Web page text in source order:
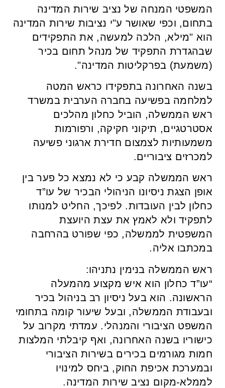
המשפטי המנחה של נציב שירות המדינה
בתחום, וכפי שאושר ע"י נציבות שירות המדינה
הוא "מילא, הלכה למעשה, את התפקידים
שבהגדרת התפקיד של מנהל תחום בכיר
(משמעת) בפרקליטות המדינה".
בשנה האחרונה בתפקידו כראש המטה
למלחמה בפשיעה בחברה הערבית במשרד
ראש הממשלה, הוביל כחלון מהלכים
אסטרטגיים, תיקוני חקיקה, ורפורמות
משמעותיות לצמצום חדירת ארגוני פשיעה
למכרזים ציבוריים.
ראש הממשלה קבע כי לא נמצא כל פער בין
אופן הצגת ניסיונו הניהולי הבכיר של עו”ד
כחלון לבין העובדות. לפיכך, החליט למנותו
לתפקיד ולא לאמץ את עצת היועצת
המשפטית לממשלה, כפי שפורט בהרחבה
במכתבו אליה.
ראש הממשלה בנימין נתניהו:
“עו”ד כחלון הוא איש מקצוע מהמעלה
הראשונה. הוא בעל ניסיון רב בניהול בכיר
ובעבודת הממשלה, ובעל שיעור קומה בתחומי
המשפט הציבורי והמנהלי. עמדתי מקרוב על
כישוריו בשנה האחרונה, ואף קיבלתי המלצות
חמות מגורמים בכירים בשירות הציבורי
ובמערכת אכיפת החוק, ביחס למינויו
לממלא-מקום נציב שירות המדינה.